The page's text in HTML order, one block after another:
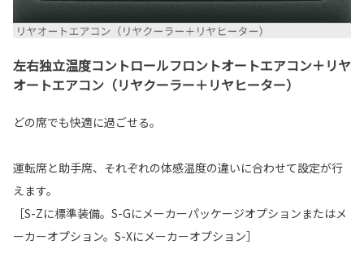
左右独立温度コントロールフロントオートエアコン＋リヤ
オートエアコン（リヤクーラー＋リヤヒーター）
どの席でも快適に過ごせる。
運転席と助手席、それぞれの体感温度の違いに合わせて設定が行
えます。
［S-Zに標準装備。S-Gにメーカーパッケージオプションまたはメ
ーカーオプション。S-Xにメーカーオプション］